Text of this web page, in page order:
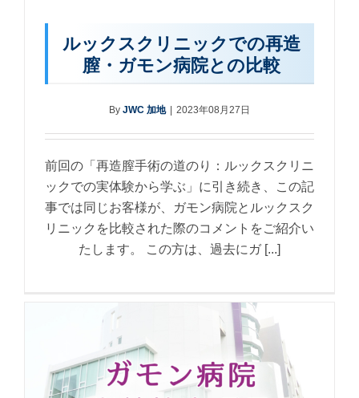
ルックスクリニックでの再造
膣・ガモン病院との比較
By JWC 加地 | 2023年08月27日
前回の「再造膣手術の道のり：ルックスクリニ
ックでの実体験から学ぶ」に引き続き、この記
事では同じお客様が、ガモン病院とルックスク
リニックを比較された際のコメントをご紹介い
たします。 この方は、過去にガ [...]